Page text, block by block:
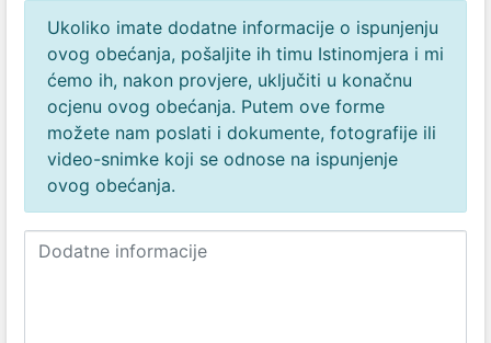
Ukoliko imate dodatne informacije o ispunjenju
ovog obećanja, pošaljite ih timu Istinomjera i mi
ćemo ih, nakon provjere, uključiti u konačnu
ocjenu ovog obećanja. Putem ove forme
možete nam poslati i dokumente, fotografije ili
video-snimke koji se odnose na ispunjenje
ovog obećanja.